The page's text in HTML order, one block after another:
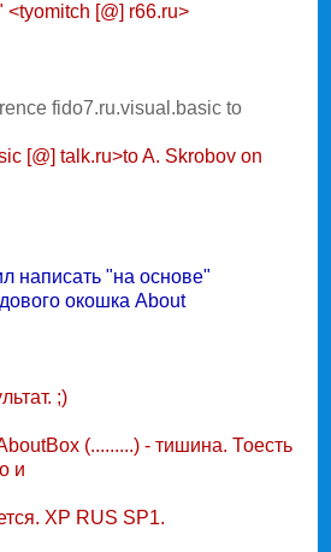
<tyomitch [@] r66.ru>
fido7.ru.visual.basic to
[@] talk.ru>to A. Skrobov on
написать "на основе"
окошка About
;)
(.........) - тишина. Тоесть
и
XP RUS SP1.